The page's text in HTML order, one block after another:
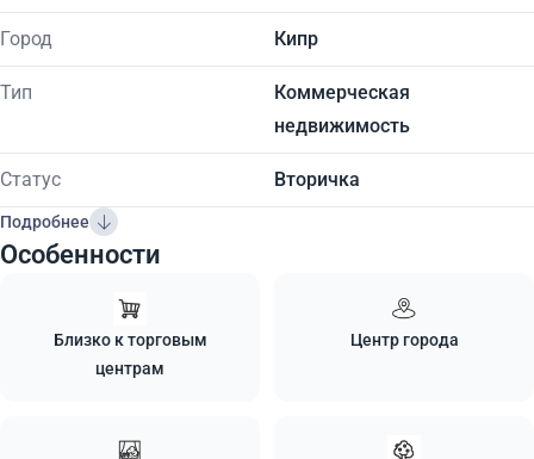
Город Кипр
Тип
Коммерческая
недвижимость
Статус Вторичка
Подробнее
Особенности
Близко к торговым
центрам
Центр города